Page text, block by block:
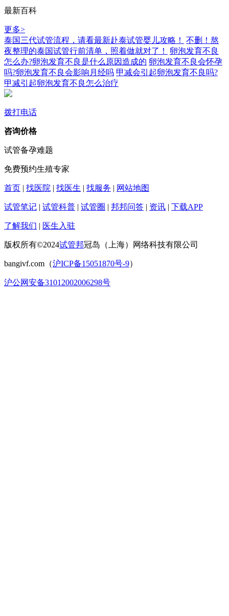
最新百科
更多>
泰国三代试管流程，请看最新赴泰试管婴儿攻略！
不删！熬
夜整理的泰国试管行前清单，照着做就对了！
卵泡发育不良
怎么办?卵泡发育不良是什么原因造成的 卵泡发育不良会怀孕
吗?卵泡发育不良会影响月经吗 甲减会引起卵泡发育不良吗?
甲减引起卵泡发育不良怎么治疗
拨打电话
咨询价格
试管备孕难题
免费预约生殖专家
首页 | 找医院 | 找医生 | 找服务 | 网站地图
试管笔记 | 试管科普 | 试管圈 | 邦邦问答 | 资讯 | 下载APP
了解我们 | 医生入驻
版权所有©2024试管邦冠岛（上海）网络科技有限公司
bangivf.com（沪ICP备15051870号-9）
沪公网安备31012002006298号